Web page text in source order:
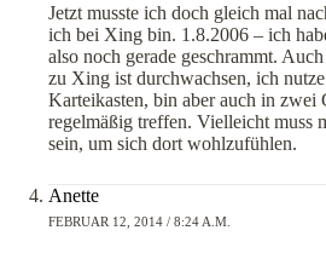
Jetzt musste ich doch gleich mal
ich bei Xing bin. 1.8.2006 – ich
also noch gerade geschrammt.
zu Xing ist durchwachsen, ich nutze
Karteikasten, bin aber auch in zwei
regelmäßig treffen. Vielleicht muss
sein, um sich dort wohlzufühlen.
Anette
FEBRUAR 12, 2014 / 8:24 A.M.